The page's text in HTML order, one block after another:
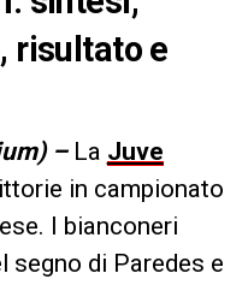
risultato e
–La Juve
in campionato
I bianconeri
segno di Paredes e